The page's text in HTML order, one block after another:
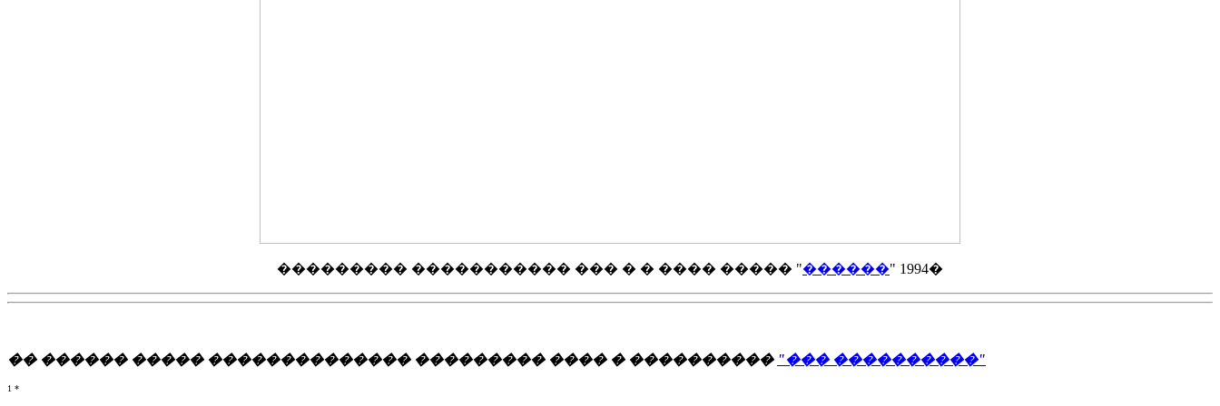
��������� ����������� ��� � � ���� ����� "������" 1994�
�� ������ ����� �������������� ��������� ���� � ���������� "��� ����������"
1 *